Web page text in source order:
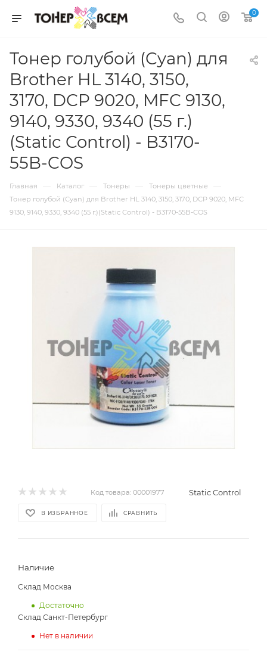
0
Тонер голубой (Cyan) для
Brother HL 3140, 3150,
3170, DCP 9020, MFC 9130,
9140, 9330, 9340 (55 г.)
(Static Control) - B3170-
55B-COS
Главная — Каталог — Тонеры — Тонеры цветные —
Тонер голубой (Cyan) для Brother HL 3140, 3150, 3170, DCP 9020, MFC
9130, 9140, 9330, 9340 (55 г.)(Static Control) - B3170-55B-COS
Код товара: 00001977 Static Control
В ИЗБРАННОЕ СРАВНИТЬ
Наличие
Склад Москва
Достаточно
Склад Санкт-Петербург
Нет в наличии